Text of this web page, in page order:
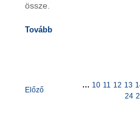
össze.
Tovább
Előző
... 10 11 12 13
24